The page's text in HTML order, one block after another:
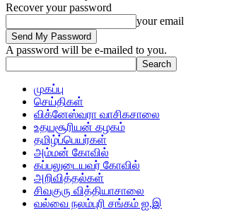
Recover your password
your email
A password will be e-mailed to you.
முகப்பு
செய்திகள்
விக்னேஸ்வரா வாசிகசாலை
உதயசூரியன் கழகம்
தமிழ்ப்பெயர்கள்
அம்மன் கோவில்
கப்பலுடையவர் கோவில்
அறிவித்தல்கள்
சிவகுரு வித்தியாசாலை
வல்வை நலம்புரி சங்கம் ஐ.இ